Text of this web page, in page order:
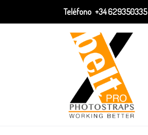
Teléfono +34 629350335
Carta de colors